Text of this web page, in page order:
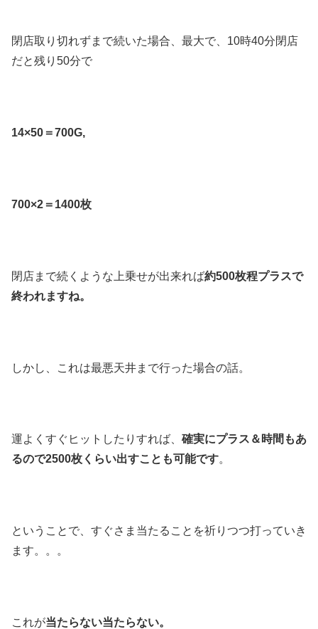
閉店取り切れずまで続いた場合、最大で、10時40分閉店
だと残り50分で
14×50＝700G,
700×2＝1400枚
閉店まで続くような上乗せが出来れば約500枚程プラスで
終われますね。
しかし、これは最悪天井まで行った場合の話。
運よくすぐヒットしたりすれば、 確実にプラス＆時間もあ
るので2500枚くらい出すことも可能です。
ということで、すぐさま当たることを祈りつつ打っていき
ます。。。
これが当たらない当たらない。